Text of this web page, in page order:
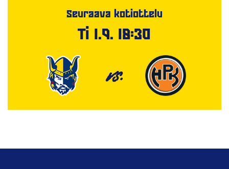
Seuraava kotiottelu
Ti 1.9. 18:30
VS.